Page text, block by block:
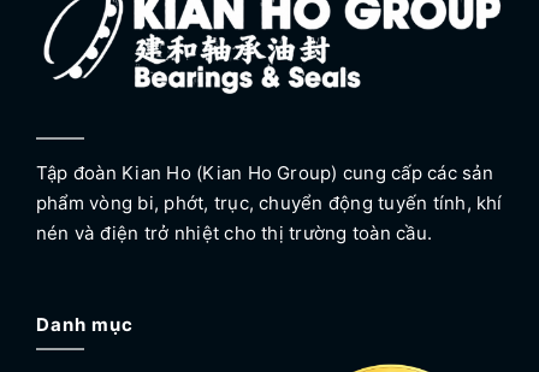
Tập đoàn Kian Ho (Kian Ho Group) cung cấp các sản
phẩm vòng bi, phớt, trục, chuyển động tuyến tính, khí
nén và điện trở nhiệt cho thị trường toàn cầu.
Danh mục